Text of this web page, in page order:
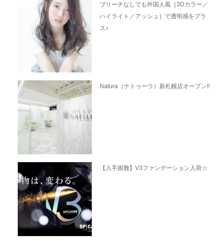
ブリーチなしでも外国人風［3Dカラー／
ハイライト／アッシュ］で透明感をプラ
ス♪
Natura（ナトゥーラ）新札幌店オープン!!
【入手困難】V3ファンデーション入荷☆